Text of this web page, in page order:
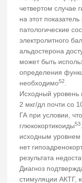
четвертом случае
на этот
патологические
электролитного
альдостерона
может быть
определения
необходимо52
Исходный уровень
2 мкг/дл почти со
ГА при условии,
глюкокортикоиды53
исходным уровнем
нет
результата
Диагноз
стимуляции АКТГ,